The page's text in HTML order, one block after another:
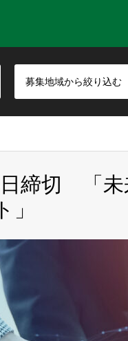
募集地域から絞り込む
締切 「未